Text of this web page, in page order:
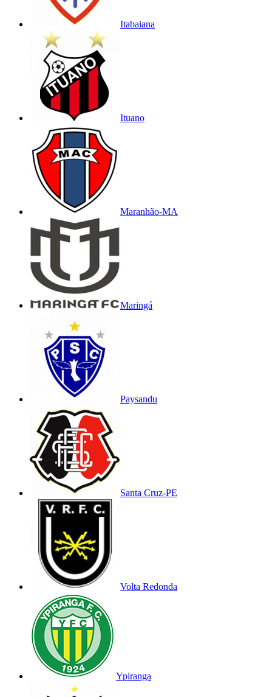
Itabaiana
Ituano
Maranhão-MA
Maringá
Paysandu
Santa Cruz-PE
Volta Redonda
Ypiranga